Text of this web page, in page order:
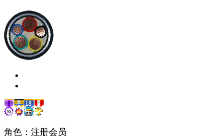
角色：注册会员